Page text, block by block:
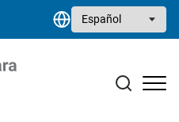
Select your language